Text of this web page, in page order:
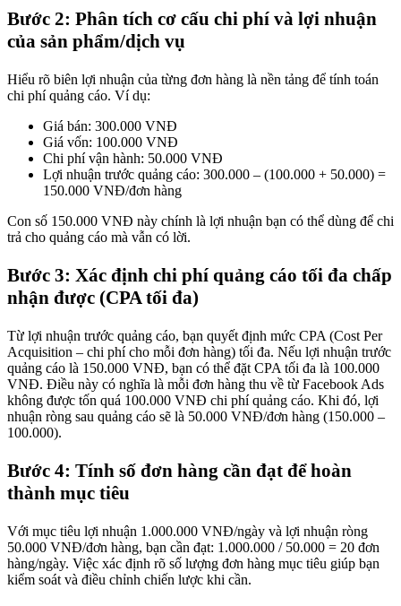
Bước 2: Phân tích cơ cấu chi phí và lợi nhuận
của sản phẩm/dịch vụ
Hiểu rõ biên lợi nhuận của từng đơn hàng là nền tảng để tính toán
chi phí quảng cáo. Ví dụ:
Giá bán: 300.000 VNĐ
Giá vốn: 100.000 VNĐ
Chi phí vận hành: 50.000 VNĐ
Lợi nhuận trước quảng cáo: 300.000 – (100.000 + 50.000) =
150.000 VNĐ/đơn hàng
Con số 150.000 VNĐ này chính là lợi nhuận bạn có thể dùng để chi
trả cho quảng cáo mà vẫn có lời.
Bước 3: Xác định chi phí quảng cáo tối đa chấp
nhận được (CPA tối đa)
Từ lợi nhuận trước quảng cáo, bạn quyết định mức CPA (Cost Per
Acquisition – chi phí cho mỗi đơn hàng) tối đa. Nếu lợi nhuận trước
quảng cáo là 150.000 VNĐ, bạn có thể đặt CPA tối đa là 100.000
VNĐ. Điều này có nghĩa là mỗi đơn hàng thu về từ Facebook Ads
không được tốn quá 100.000 VNĐ chi phí quảng cáo. Khi đó, lợi
nhuận ròng sau quảng cáo sẽ là 50.000 VNĐ/đơn hàng (150.000 –
100.000).
Bước 4: Tính số đơn hàng cần đạt để hoàn
thành mục tiêu
Với mục tiêu lợi nhuận 1.000.000 VNĐ/ngày và lợi nhuận ròng
50.000 VNĐ/đơn hàng, bạn cần đạt: 1.000.000 / 50.000 = 20 đơn
hàng/ngày. Việc xác định rõ số lượng đơn hàng mục tiêu giúp bạn
kiểm soát và điều chỉnh chiến lược khi cần.